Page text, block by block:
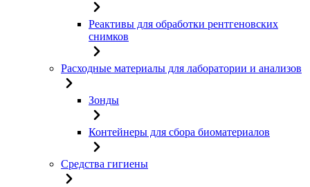
Реактивы для обработки рентгеновских
снимков
Расходные материалы для лаборатории и анализов
Зонды
Контейнеры для сбора биоматериалов
Средства гигиены